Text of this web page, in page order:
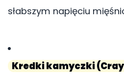
słabszym napięciu
Kredki kamyczki